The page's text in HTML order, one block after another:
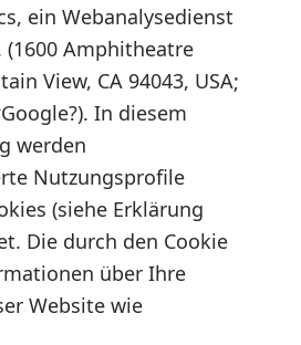
ein Webanalysedienst
(1600 Amphitheatre
View, CA 94043, USA;
In diesem
werden
Nutzungsprofile
(siehe Erklärung
Die durch den Cookie
über Ihre
Website wie